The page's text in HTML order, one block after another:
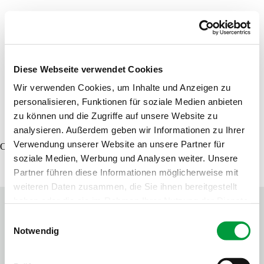
Diese Webseite verwendet Cookies
Wir verwenden Cookies, um Inhalte und Anzeigen zu
personalisieren, Funktionen für soziale Medien anbieten
zu können und die Zugriffe auf unsere Website zu
analysieren. Außerdem geben wir Informationen zu Ihrer
Verwendung unserer Website an unsere Partner für
soziale Medien, Werbung und Analysen weiter. Unsere
Partner führen diese Informationen möglicherweise mit
weiteren Daten zusammen, die Sie ihnen bereitgestellt
Notwendig
Product finder
Samples order
DE EN FR
Oops, an error occurred! Code: 20260810082906dfcad8a7